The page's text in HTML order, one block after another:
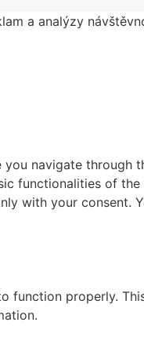
a analýzy
navigate
functionalities of
with your
function properly.